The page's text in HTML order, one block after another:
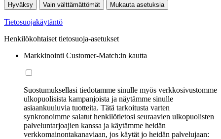
Hyväksy Vain välttämättömät Mukauta asetuksia
Tietosuojakäytäntö
Henkilökohtaiset tietosuoja-asetukset
Markkinointi Customer-Match:in kautta
Suostumuksellasi tiedotamme sinulle myös verkkosivustomme
ulkopuolisista kampanjoista ja näytämme sinulle
asiaankuuluvia tuotteita. Tätä tarkoitusta varten
synkronoimme salatut henkilötietosi seuraavien ulkopuolisten
palveluntarjoajien kanssa ja käytämme heidän
verkkomainontakanaviaan, jos käytät jo heidän palvelujaan: